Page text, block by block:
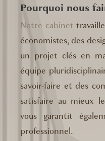
Pourquoi nous
Notre cabinet
économistes, des
un projet clés en
équipe
savoir-faire et des
satisfaire au mieux
vous garantit
professionnel.